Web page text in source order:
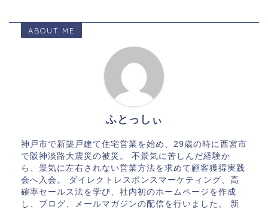
ABOUT ME
ふとっしぃ
神戸市で新築戸建て住宅営業を始め、29歳の時に西宮市
で阪神淡路大震災の被災。 不景気に苦しんだ経験か
ら、景気に左右されない営業方法を求めて顧客獲得実践
会へ入会。 ダイレクトレスポンスマーケティング、高
確率セールス法を学び、社内初のホームページを作成
し、ブログ、メールマガジンの配信を行いました。 新